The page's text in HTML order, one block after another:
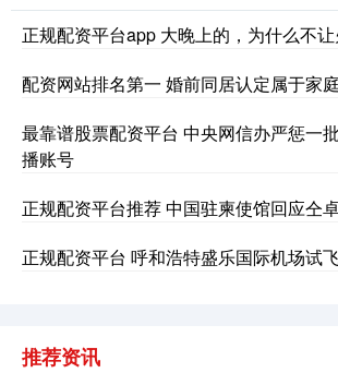
沪深300 4631.81 -26.35
正规配资平台app 大晚上的，为什么不
配资网站排名第一 婚前同居认定属于家
最靠谱股票配资平台 中央网信办严惩一
播账号
正规配资平台推荐 中国驻柬使馆回应仝
正规配资平台 呼和浩特盛乐国际机场试
推荐资讯